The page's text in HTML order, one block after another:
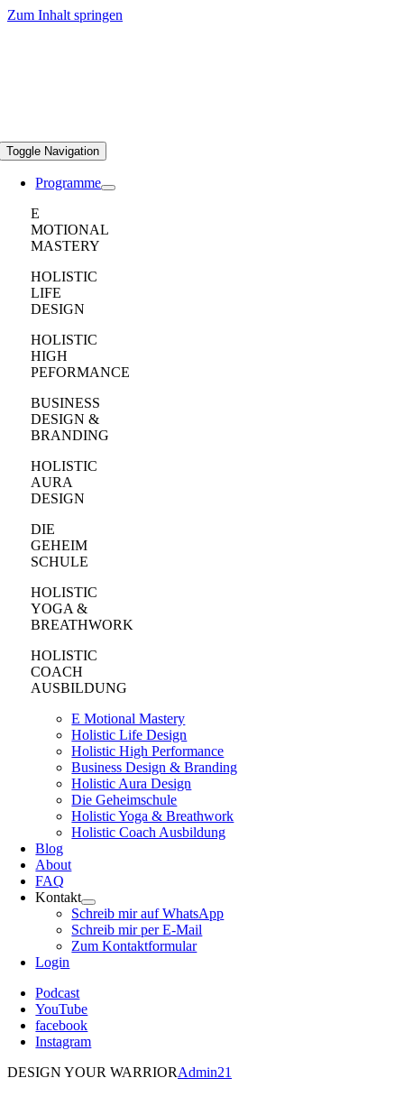
Zum Inhalt springen
Toggle Navigation
Programme
E
MOTIONAL
MASTERY
HOLISTIC
LIFE
DESIGN
HOLISTIC
HIGH
PEFORMANCE
BUSINESS
DESIGN &
BRANDING
HOLISTIC
AURA
DESIGN
DIE
GEHEIM
SCHULE
HOLISTIC
YOGA &
BREATHWORK
HOLISTIC
COACH
AUSBILDUNG
E Motional Mastery
Holistic Life Design
Holistic High Performance
Business Design & Branding
Holistic Aura Design
Die Geheimschule
Holistic Yoga & Breathwork
Holistic Coach Ausbildung
Blog
About
FAQ
Kontakt
Schreib mir auf WhatsApp
Schreib mir per E-Mail
Zum Kontaktformular
Login
Podcast
YouTube
facebook
Instagram
DESIGN YOUR WARRIORAdmin21